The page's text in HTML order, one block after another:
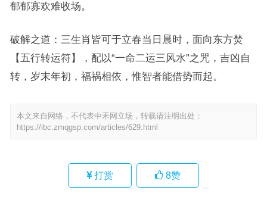
郁郁寡欢难收场。
破解之道：三生肖皆可于立春当日晨时，面向东方焚
【五行转运符】，配以“一命二运三风水”之咒，吉凶自
转，岁末年初，福祸相依，惟智者能借势而起。
本文来自网络，不代表中禾网立场，转载请注明出处：
https://ibc.zmqgsp.com/articles/629.html
打赏 8赞